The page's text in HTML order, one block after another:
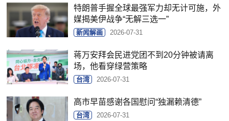
特朗普手握全球最强军力却无计可施，外
媒揭美伊战争“无解三选一”
新闻解画 2026-07-31
蒋万安拜会民进党团不到20分钟被请离
场，他看穿绿营策略
台湾 2026-07-31
高市早苗感谢各国慰问“独漏赖清德”
台湾 2026-07-31